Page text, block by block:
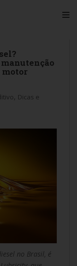
motor
, Dicas e
no Brasil, é